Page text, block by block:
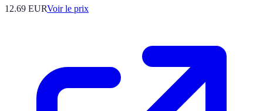
12.69 EURVoir le prix